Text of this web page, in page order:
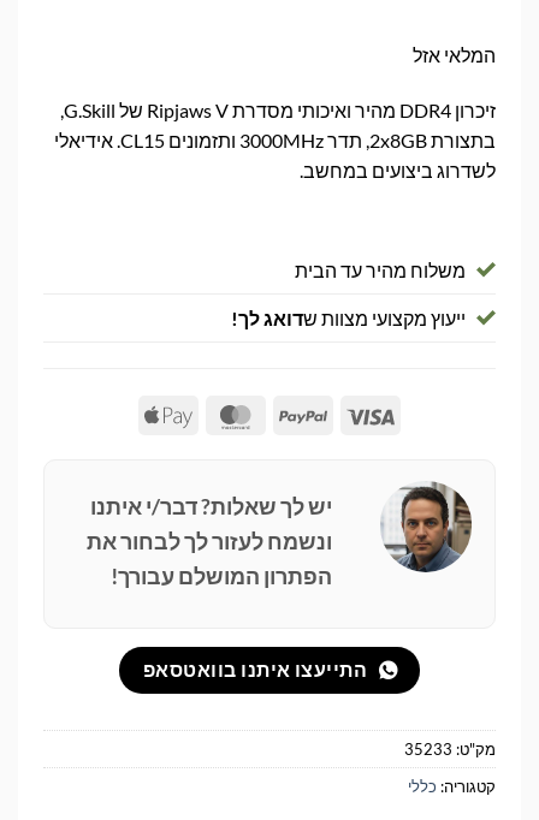
המלאי אזל
זיכרון DDR4 מהיר ואיכותי מסדרת Ripjaws V של G.Skill,
בתצורת 2x8GB, תדר 3000MHz ותזמונים CL15. אידיאלי
לשדרוג ביצועים במחשב.
משלוח מהיר עד הבית
ייעוץ מקצועי מצוות שדואג לך!
Visa
PayPal
MasterCard
Apple
יש לך שאלות? דבר/י איתנו
ונשמח לעזור לך לבחור את
הפתרון המושלם עבורך!
התייעצו איתנו בוואטסאפ
מק"ט: 35233
קטגוריה: כללי